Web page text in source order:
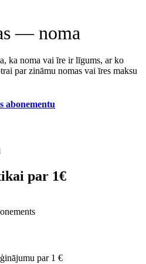
— noma
ka noma vai īre ir līgums, ar ko
par zināmu nomas vai īres maksu
abonementu
par 1€
par 1 €